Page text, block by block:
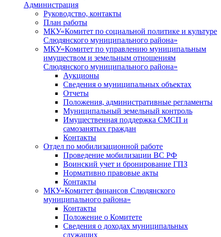
Администрация
Руководство, контакты
План работы
МКУ«Комитет по социальной политике и культуре
Слюдянского муниципального района»
МКУ«Комитет по управлению муниципальным
имуществом и земельным отношениям
Слюдянского муниципального района»
Аукционы
Сведения о муниципальных объектах
Отчеты
Положения, административные регламенты
Муниципальный земельный контроль
Имущественная поддержка СМСП и
самозанятых граждан
Контакты
Отдел по мобилизационной работе
Проведение мобилизации ВС РФ
Воинский учет и бронирование ГПЗ
Нормативно правовые акты
Контакты
МКУ«Комитет финансов Слюдянского
муниципального района»
Контакты
Положение о Комитете
Сведения о доходах муниципальных
служащих